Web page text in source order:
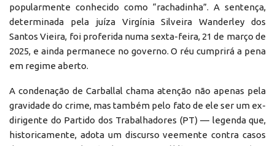
popularmente conhecido como “rachadinha”. A sentença,
determinada pela juíza Virgínia Silveira Wanderley dos
Santos Vieira, foi proferida numa sexta-feira, 21 de março de
2025, e ainda permanece no governo. O réu cumprirá a pena
em regime aberto.
A condenação de Carballal chama atenção não apenas pela
gravidade do crime, mas também pelo fato de ele ser um ex-
dirigente do Partido dos Trabalhadores (PT) — legenda que,
historicamente, adota um discurso veemente contra casos